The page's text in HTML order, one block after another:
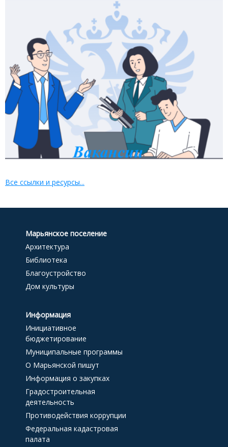
Все ссылки и ресурсы...
Марьянское поселение
Архитектура
Библиотека
Благоустройство
Дом культуры
Информация
Инициативное
бюджетирование
Муниципальные программы
О Марьянской пишут
Информация о закупках
Градостроительная
деятельность
Противодействия коррупции
Федеральная кадастровая
палата